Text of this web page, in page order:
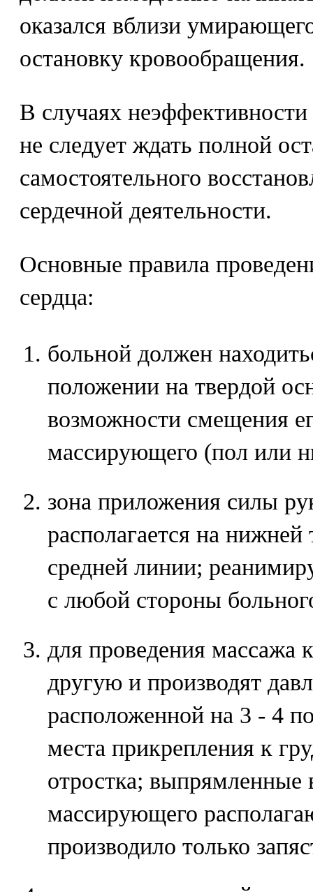
оказался вблизи
остановку кровообращения.
В случаях
не следует ждать полной
самостоятельного
сердечной деятельности.
Основные правила
сердца:
больной должен
положении на твердой
возможности смещения
массирующего (пол или
зона приложения силы
располагается на
средней линии;
с любой стороны
для проведения массажа
другую и производят
расположенной на 3 - 4
места прикрепления к
отростка; выпрямленные
массирующего
производило только